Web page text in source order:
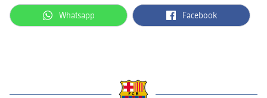
Resultados
Calendario
Hockey Hierba Masculino
Actualidad
Escuela de Patinaje
label.aria.whatsapp
Whatsapp label.aria.facebook
Facebook